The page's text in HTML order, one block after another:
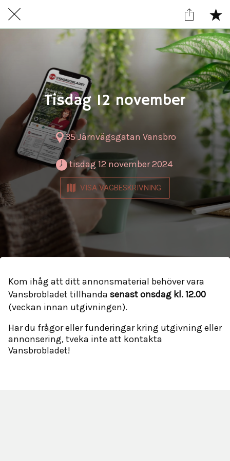
Tisdag 12 november
35 Järnvägsgatan Vansbro
tisdag 12 november 2024
VISA VÄGBESKRIVNING
Kom ihåg att ditt annonsmaterial behöver vara
Vansbrobladet tillhanda senast onsdag kl. 12.00
(veckan innan utgivningen).
Har du frågor eller funderingar kring utgivning eller
annonsering, tveka inte att kontakta
Vansbrobladet!